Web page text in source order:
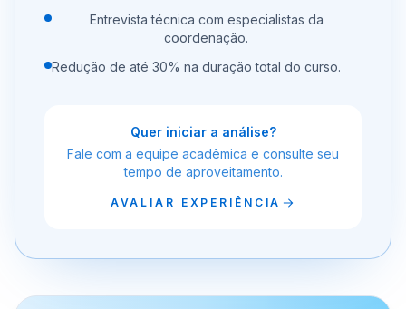
Entrevista técnica com especialistas da
coordenação.
Redução de até 30% na duração total do curso.
Quer iniciar a análise?
Fale com a equipe acadêmica e consulte seu
tempo de aproveitamento.
AVALIAR EXPERIÊNCIA